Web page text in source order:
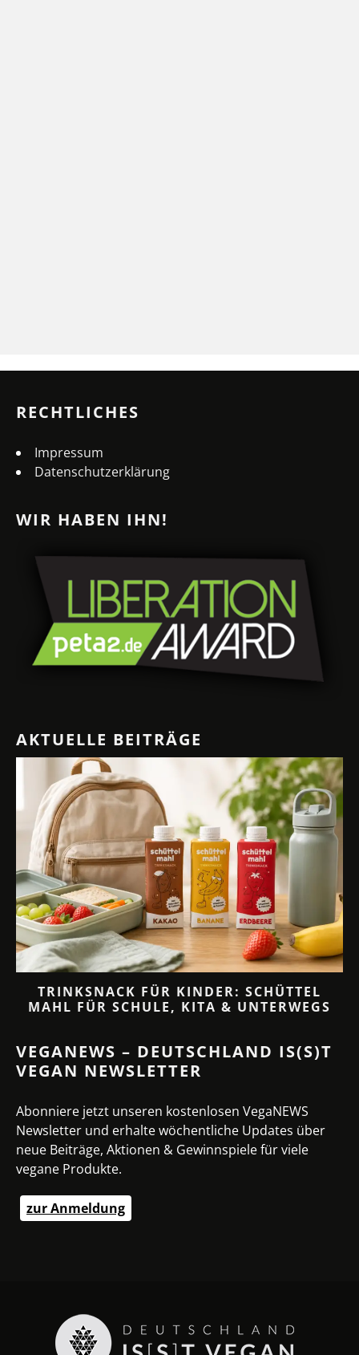
RECHTLICHES
Impressum
Datenschutzerklärung
WIR HABEN IHN!
AKTUELLE BEITRÄGE
TRINKSNACK FÜR KINDER: SCHÜTTEL
MAHL FÜR SCHULE, KITA & UNTERWEGS
VEGANEWS – DEUTSCHLAND IS(S)T
VEGAN NEWSLETTER
Abonniere jetzt unseren kostenlosen VegaNEWS
Newsletter und erhalte wöchentliche Updates über
neue Beiträge, Aktionen & Gewinnspiele für viele
vegane Produkte.
zur Anmeldung